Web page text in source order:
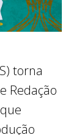
torna
Redação